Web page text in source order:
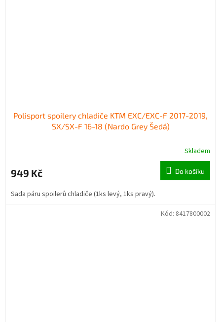
Polisport spoilery chladiče KTM EXC/EXC-F 2017-2019,
SX/SX-F 16-18 (Nardo Grey Šedá)
Skladem
949 Kč Do košíku
Sada páru spoilerů chladiče (1ks levý, 1ks pravý).
Kód: 8417800002